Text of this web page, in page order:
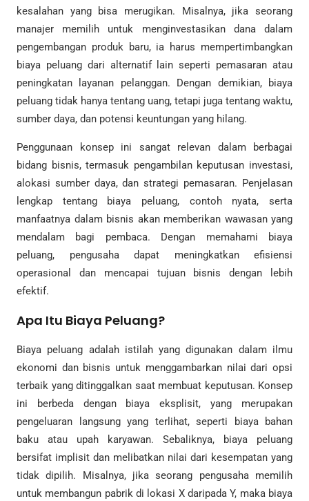
kesalahan yang bisa merugikan. Misalnya, jika seorang
manajer memilih untuk menginvestasikan dana dalam
pengembangan produk baru, ia harus mempertimbangkan
biaya peluang dari alternatif lain seperti pemasaran atau
peningkatan layanan pelanggan. Dengan demikian, biaya
peluang tidak hanya tentang uang, tetapi juga tentang waktu,
sumber daya, dan potensi keuntungan yang hilang.
Penggunaan konsep ini sangat relevan dalam berbagai
bidang bisnis, termasuk pengambilan keputusan investasi,
alokasi sumber daya, dan strategi pemasaran. Penjelasan
lengkap tentang biaya peluang, contoh nyata, serta
manfaatnya dalam bisnis akan memberikan wawasan yang
mendalam bagi pembaca. Dengan memahami biaya
peluang, pengusaha dapat meningkatkan efisiensi
operasional dan mencapai tujuan bisnis dengan lebih
efektif.
Apa Itu Biaya Peluang?
Biaya peluang adalah istilah yang digunakan dalam ilmu
ekonomi dan bisnis untuk menggambarkan nilai dari opsi
terbaik yang ditinggalkan saat membuat keputusan. Konsep
ini berbeda dengan biaya eksplisit, yang merupakan
pengeluaran langsung yang terlihat, seperti biaya bahan
baku atau upah karyawan. Sebaliknya, biaya peluang
bersifat implisit dan melibatkan nilai dari kesempatan yang
tidak dipilih. Misalnya, jika seorang pengusaha memilih
untuk membangun pabrik di lokasi X daripada Y, maka biaya